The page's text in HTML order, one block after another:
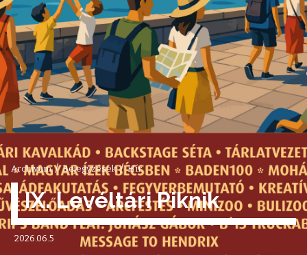
Archívum / Bejegyzések / Hír
IX. Levéltári Piknik
2026.06.5